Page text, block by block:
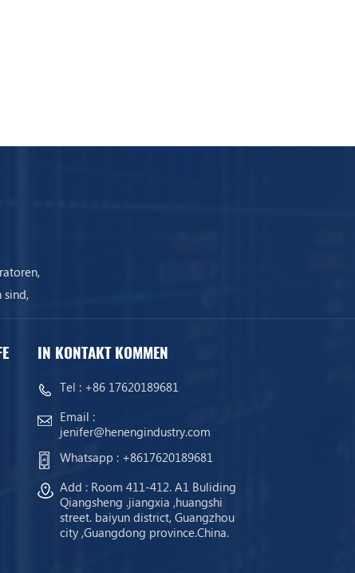
sind,
IN KONTAKT KOMMEN
Tel : +86 17620189681
Email :
jenifer@henengindustry.com
Whatsapp : +8617620189681
Add : Room 411-412. A1 Buliding
Qiangsheng .jiangxia ,huangshi
street. baiyun district, Guangzhou
city ,Guangdong province.China.